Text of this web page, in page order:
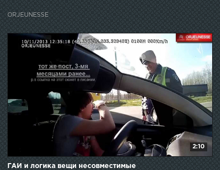
ORJEUNESSE
2:10
ГАИ и логика вещи несовместимые